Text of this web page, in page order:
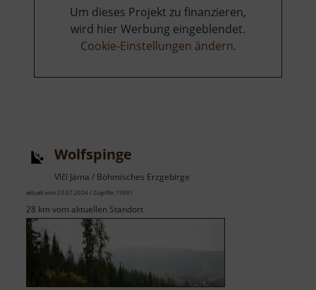
Um dieses Projekt zu finanzieren,
wird hier Werbung eingeblendet.
Cookie-Einstellungen ändern.
Wolfspinge
Vlčí Jáma / Böhmisches Erzgebirge
aktuell vom 23.07.2024 / Zugriffe: 19881
28 km vom aktuellen Standort